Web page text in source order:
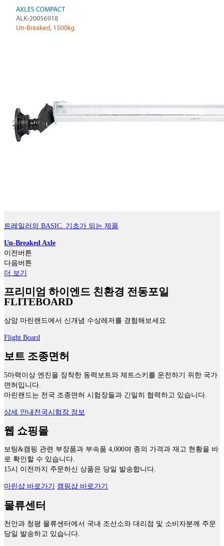
트레일러의 BASIC. 기초가 되는 제품
Un-Breaked Axle
이전버튼
다음버튼
더 보기
프리미엄 하이엔드 친환경 전동포일
FLITEBOARD
상암 마린랜드에서 신개념 수상레저를 경험해보세요
Flight Board
보트 조종면허
5마력이상 엔진을 장착한 동력보트와 제트스키를 운전하기 위한 국가
면허입니다.
마린랜드는 전국 조종면허 시험장들과 긴밀히 협력하고 있습니다.
상세 안내 전국시험장 정보
웹 쇼핑몰
보팅&캠핑 관련 부장품과 부속품 4,000여 종의 가격과 재고 현황을 바
로 확인할 수 있습니다.
15시 이전까지 주문하신 상품은 당일 발송합니다.
마린샵 바로가기 캠핑샵 바로가기
물류센터
천안과 청평 물류센터에서 국내 조선소와 대리점 및 소비자분께 주문
당일 발송하고 있습니다.